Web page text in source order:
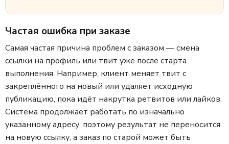
Частая ошибка при заказе
Самая частая причина проблем с заказом — смена
ссылки на профиль или твит уже после старта
выполнения. Например, клиент меняет твит с
закреплённого на новый или удаляет исходную
публикацию, пока идёт накрутка ретвитов или лайков.
Система продолжает работать по изначально
указанному адресу, поэтому результат не переносится
на новую ссылку, а заказ по старой может быть